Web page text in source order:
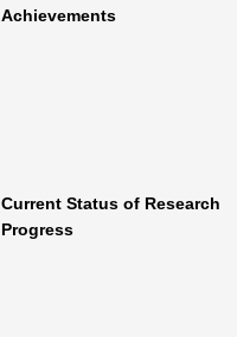
Achievements
Current Status of Research
Progress